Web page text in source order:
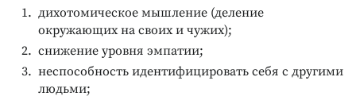
дихотомическое мышление (деление
окружающих на своих и чужих);
снижение уровня эмпатии;
неспособность идентифицировать себя с другими
людьми;